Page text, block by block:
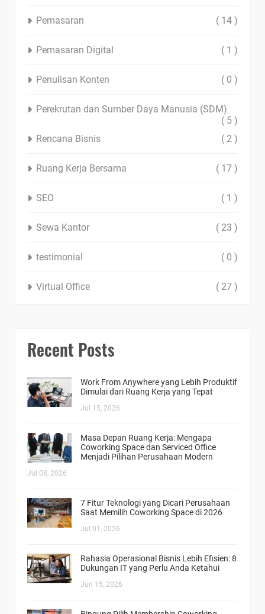
Pemasaran ( 14 )
Pemasaran Digital ( 1 )
Penulisan Konten ( 0 )
Perekrutan dan Sumber Daya Manusia (SDM)
( 5 )
Rencana Bisnis
( 2 )
Ruang Kerja Bersama ( 17 )
SEO ( 1 )
Sewa Kantor ( 23 )
testimonial ( 0 )
Virtual Office ( 27 )
Recent Posts
Work From Anywhere yang Lebih Produktif
Dimulai dari Ruang Kerja yang Tepat
Jul 15, 2026
Masa Depan Ruang Kerja: Mengapa
Coworking Space dan Serviced Office
Menjadi Pilihan Perusahaan Modern
Jul 08, 2026
7 Fitur Teknologi yang Dicari Perusahaan
Saat Memilih Coworking Space di 2026
Jul 01, 2026
Rahasia Operasional Bisnis Lebih Efisien: 8
Dukungan IT yang Perlu Anda Ketahui
Jun 15, 2026